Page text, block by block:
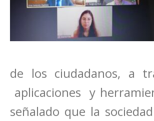
de los ciudadanos, a
aplicaciones y
señalado que la